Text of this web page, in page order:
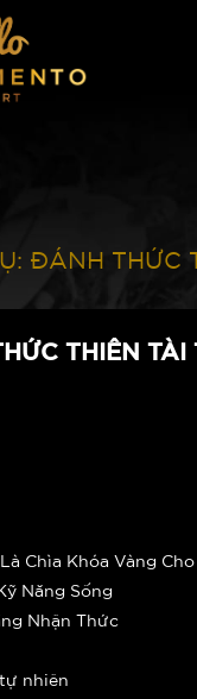
ĐÁNH THỨC
THIÊN TÀI
Chìa Khóa Vàng
Năng Sống
Nhận Thức
nhiên